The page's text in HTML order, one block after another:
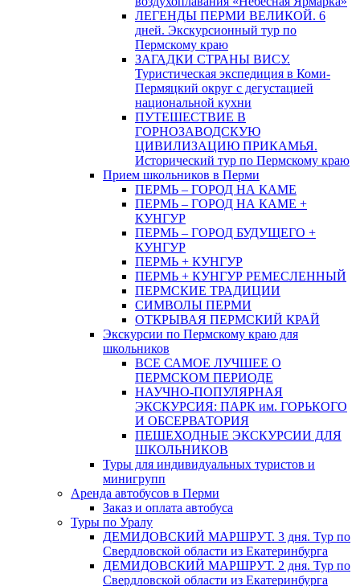
ЛЕГЕНДЫ ПЕРМИ ВЕЛИКОЙ. 6
дней. Экскурсионный тур по
Пермскому краю
ЗАГАДКИ СТРАНЫ ВИСУ.
Туристическая экспедиция в Коми-
Пермяцкий округ с дегустацией
национальной кухни
ПУТЕШЕСТВИЕ В
ГОРНОЗАВОДСКУЮ
ЦИВИЛИЗАЦИЮ ПРИКАМЬЯ.
Исторический тур по Пермскому краю
Прием школьников в Перми
ПЕРМЬ – ГОРОД НА КАМЕ
ПЕРМЬ – ГОРОД НА КАМЕ +
КУНГУР
ПЕРМЬ – ГОРОД БУДУЩЕГО +
КУНГУР
ПЕРМЬ + КУНГУР
ПЕРМЬ + КУНГУР РЕМЕСЛЕННЫЙ
ПЕРМСКИЕ ТРАДИЦИИ
СИМВОЛЫ ПЕРМИ
ОТКРЫВАЯ ПЕРМСКИЙ КРАЙ
Экскурсии по Пермскому краю для
школьников
ВСЕ САМОЕ ЛУЧШЕЕ О
ПЕРМСКОМ ПЕРИОДЕ
НАУЧНО-ПОПУЛЯРНАЯ
ЭКСКУРСИЯ: ПАРК им. ГОРЬКОГО
И ОБСЕРВАТОРИЯ
ПЕШЕХОДНЫЕ ЭКСКУРСИИ ДЛЯ
ШКОЛЬНИКОВ
Туры для индивидуальных туристов и
минигрупп
Аренда автобусов в Перми
Заказ и оплата автобуса
Туры по Уралу
ДЕМИДОВСКИЙ МАРШРУТ. 3 дня. Тур по
Свердловской области из Екатеринбурга
ДЕМИДОВСКИЙ МАРШРУТ. 2 дня. Тур по
Свердловской области из Екатеринбурга